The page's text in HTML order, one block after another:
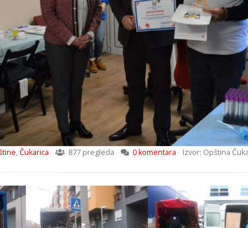
,Čukarica 877 pregleda 0 komentara Izvor: Opština